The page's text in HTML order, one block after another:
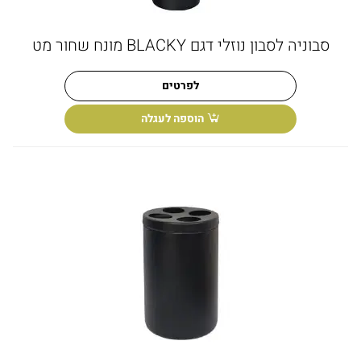
סבוניה לסבון נוזלי דגם BLACKY מונח שחור מט
לפרטים
הוספה לעגלה